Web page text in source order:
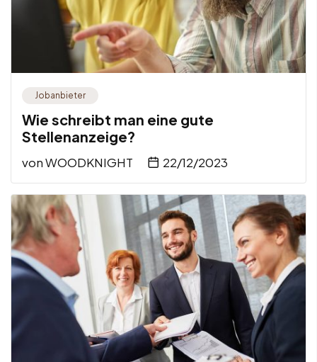
Jobanbieter
Wie schreibt man eine gute
Stellenanzeige?
vonWOODKNIGHT 22/12/2023